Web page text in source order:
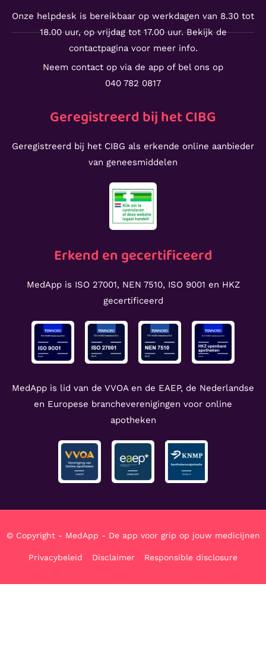
Onze helpdesk is bereikbaar op werkdagen van 8.30 tot
18.00 uur, op vrijdag tot 17.00 uur. Bekijk de
contactpagina voor meer info.
Neem contact op via de app of bel ons op
040 782 0817
Geregistreerd bij het CIBG
Geregistreerd bij het CIBG als erkende online aanbieder
van geneesmiddelen
Erkend en gecertificeerd
MedApp is ISO 27001, NEN 7510, ISO 9001 en HKZ
gecertificeerd
MedApp is lid van de VVOA en de EAEP, de Nederlandse
en Europese brancheverenigingen voor online
apotheken
© Copyright - MedApp - De app voor grip op jouw medicijnen
Privacybeleid Disclaimer Responsible disclosure